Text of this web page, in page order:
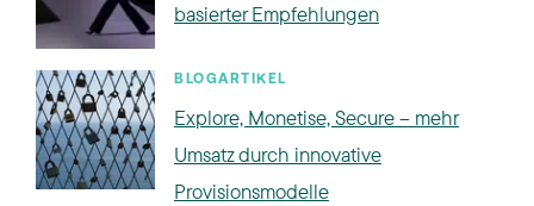
basierter Empfehlungen
BLOGARTIKEL
Explore, Monetise, Secure – mehr
Umsatz durch innovative
Provisionsmodelle